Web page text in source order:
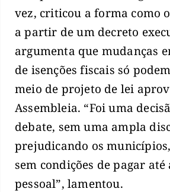
vez, criticou a forma como
a partir de um decreto
argumenta que mudanças
de isenções fiscais só
meio de projeto de lei
Assembleia. “Foi uma
debate, sem uma ampla
prejudicando os
sem condições de pagar
pessoal”, lamentou.